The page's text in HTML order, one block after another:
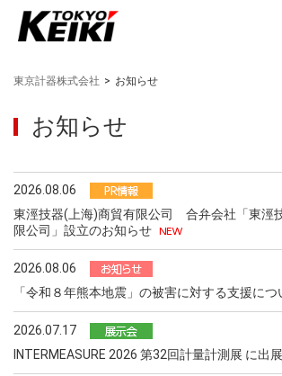
東京計器株式会社 > お知らせ
お知らせ
2026.08.06
東涇技器(上海)商貿有限公司 合弁会社「東涇
限公司」設立のお知らせ
2026.08.06
「令和８年熊本地震」の被害に対する支援につ
2026.07.17
INTERMEASURE 2026 第32回計量計測展 に出